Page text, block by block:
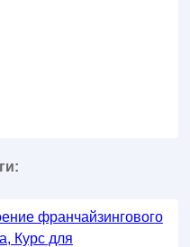
франчайзингового
Курс для